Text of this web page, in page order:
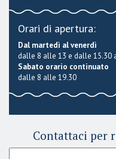
Orari di apertura:
Dal martedì al venerdì
dalle 8 alle 13 e dalle 15.30
Sabato orario continuato
dalle 8 alle 19.30
Contattaci per